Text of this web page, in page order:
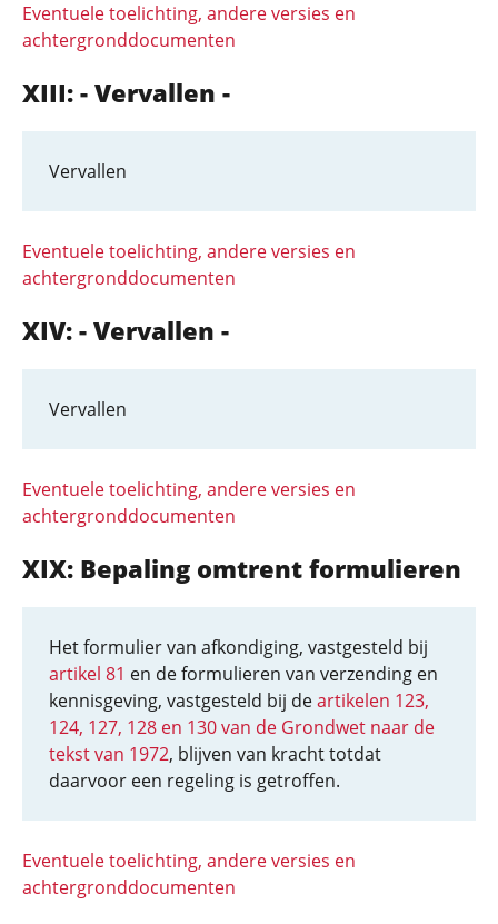
Eventuele toelichting, andere versies en
achtergronddocumenten
XIII: - Vervallen -
Vervallen
Eventuele toelichting, andere versies en
achtergronddocumenten
XIV: - Vervallen -
Vervallen
Eventuele toelichting, andere versies en
achtergronddocumenten
XIX: Bepaling omtrent formulieren
Het formulier van afkondiging, vastgesteld bij
artikel 81 en de formulieren van verzending en
kennisgeving, vastgesteld bij deartikelen 123,
124, 127, 128 en 130 van de Grondwet naar de
tekst van 1972, blijven van kracht totdat
daarvoor een regeling is getroffen.
Eventuele toelichting, andere versies en
achtergronddocumenten